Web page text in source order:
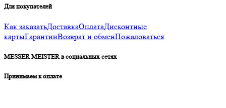
Для покупателей
Как заказатьДоставкаОплатаДисконтные
картыГарантииВозврат и обменПожаловаться
MESSER MEISTER в социальных сетях
Принимаем к оплате